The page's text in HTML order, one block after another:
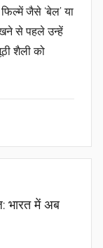
जैसे ‘बेल’ या
से पहले उन्हें
शैली को
भारत में अब